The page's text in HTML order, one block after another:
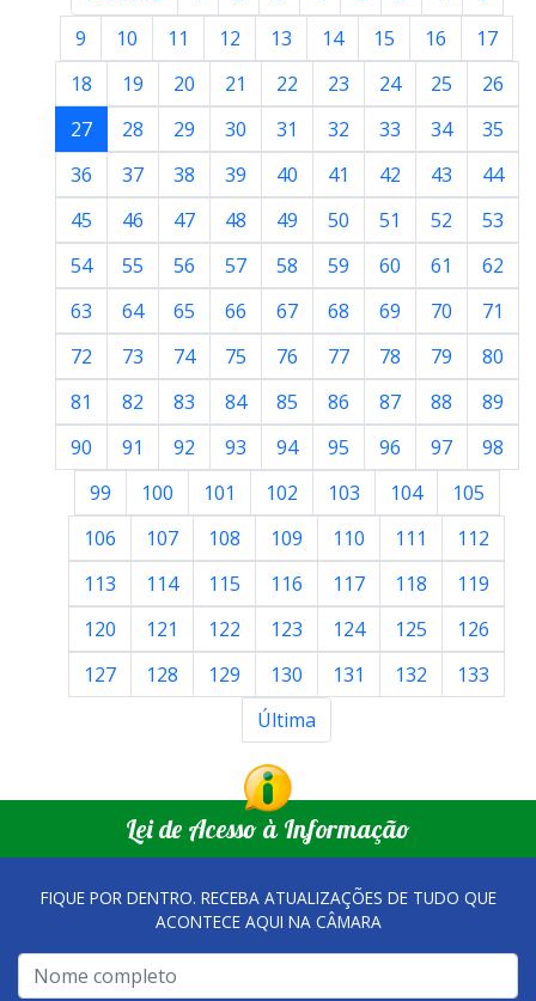
9
10 11 12 13 14 15 16
17
18
19 20 21 22 23 24 25
26
27
28 29 30 31 32 33 34
35
36
37 38 39 40 41 42 43
44
45
46 47 48 49 50 51 52
53
54
55 56 57 58 59 60 61
62
63
64 65 66 67 68 69 70
71
72
73 74 75 76 77 78 79
80
81
82 83 84 85 86 87 88
89
90
91 92 93 94 95 96 97
98
99
100 101 102 103 104
105
106
107 108 109 110 111
112
113
114 115 116 117 118
119
120
121 122 123 124 125
126
127
128 129 130 131 132
133
Última
Lei de Acesso à Informação
FIQUE POR DENTRO. RECEBA ATUALIZAÇÕES DE TUDO QUE
ACONTECE AQUI NA CÂMARA